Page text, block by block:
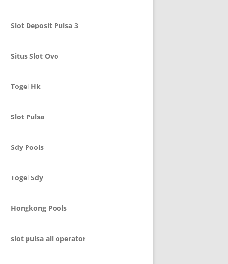
Slot Deposit Pulsa 3
Situs Slot Ovo
Togel Hk
Slot Pulsa
Sdy Pools
Togel Sdy
Hongkong Pools
slot pulsa all operator